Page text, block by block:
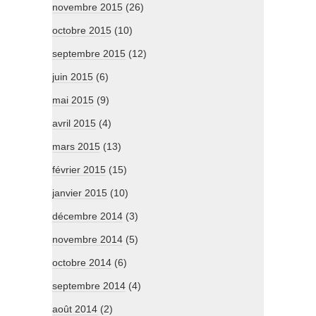
novembre 2015 (26)
octobre 2015 (10)
septembre 2015 (12)
juin 2015 (6)
mai 2015 (9)
avril 2015 (4)
mars 2015 (13)
février 2015 (15)
janvier 2015 (10)
décembre 2014 (3)
novembre 2014 (5)
octobre 2014 (6)
septembre 2014 (4)
août 2014 (2)